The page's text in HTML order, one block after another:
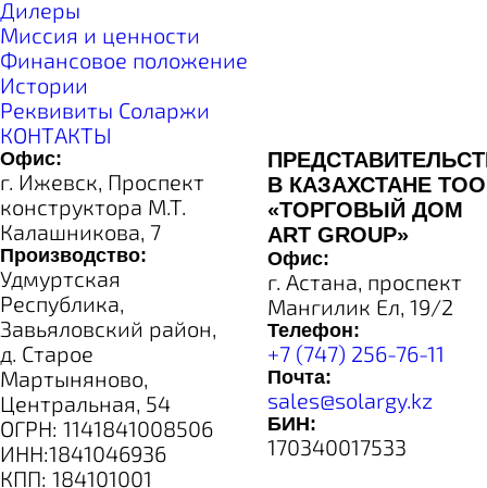
Дилеры
Миссия и ценности
Финансовое положение
Истории
Реквивиты Соларжи
КОНТАКТЫ
Офис:
г. Ижевск, Проспект
конструктора М.Т.
Калашникова, 7
Производство:
Удмуртская
Республика,
Завьяловский район,
д. Старое
Мартыняново,
Центральная, 54
ОГРН: 1141841008506
ИНН:1841046936
КПП: 184101001
В КАЗАХСТАНЕ ТОО
«ТОРГОВЫЙ ДОМ
ART GROUP»
Офис:
г. Астана, проспект
Мангилик Ел, 19/2
Телефон:
+7 (747) 256-76-11
Почта:
sales@solargy.kz
БИН:
170340017533